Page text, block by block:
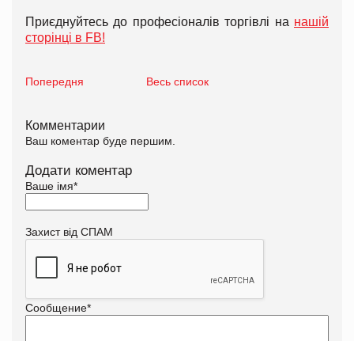
Приєднуйтесь до професіоналів торгівлі на нашій
сторінці в FB!
Попередня Весь список
Комментарии
Ваш коментар буде першим.
Додати коментар
Ваше імя*
Захист від СПАМ
Сообщение*